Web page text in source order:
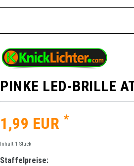
PINKE LED-BRILLE
1,99 EUR *
Inhalt 1 Stück
Staffelpreise: